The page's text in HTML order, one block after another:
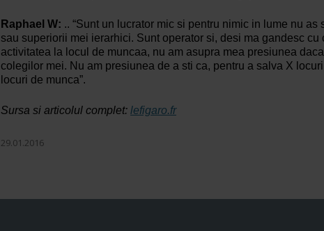
Raphael W: .. “Sunt un lucrator mic si pentru nimic in lume nu
sau superiorii mei ierarhici. Sunt operator si, desi ma gandesc cu
activitatea la locul de muncaa, nu am asupra mea presiunea
colegilor mei. Nu am presiunea de a sti ca, pentru a salva X
locuri de munca”.
Sursa si articolul complet: lefigaro.fr
29.01.2016